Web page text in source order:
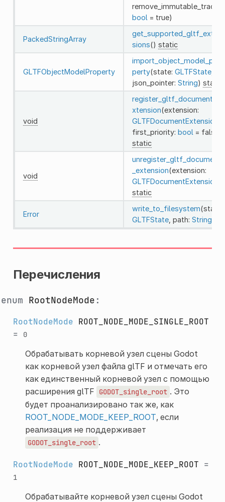
remove_immutable_tracks:
bool = true)
PackedStringArray
get_supported_gltf_exten
sions() static
GLTFObjectModelProperty
import_object_model_pro
perty(state: GLTFState,
json_pointer: String) static
void
register_gltf_document_e
xtension(extension:
GLTFDocumentExtension
first_priority: bool = false)
static
void
unregister_gltf_document
_extension(extension:
GLTFDocumentExtension
static
Error
write_to_filesystem(state:
GLTFState, path: String
Перечисления
enum RootNodeMode :
RootNodeMode ROOT_NODE_MODE_SINGLE_ROOT
=
0
Обрабатывать корневой узел сцены Godot
как корневой узел файла glTF и отмечать его
как единственный корневой узел с помощью
расширения glTF
GODOT_single_root . Это
будет проанализировано так же, как
ROOT_NODE_MODE_KEEP_ROOT, если
реализация не поддерживает
GODOT_single_root .
RootNodeMode ROOT_NODE_MODE_KEEP_ROOT =
1
Обрабатывайте корневой узел сцены Godot